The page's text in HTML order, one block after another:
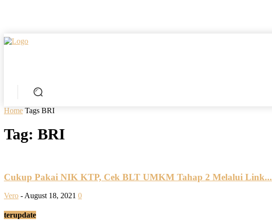
Home Tags BRI
Tag: BRI
Cukup Pakai NIK KTP, Cek BLT UMKM Tahap 2 Melalui Link...
Vero - August 18, 2021 0
terupdate